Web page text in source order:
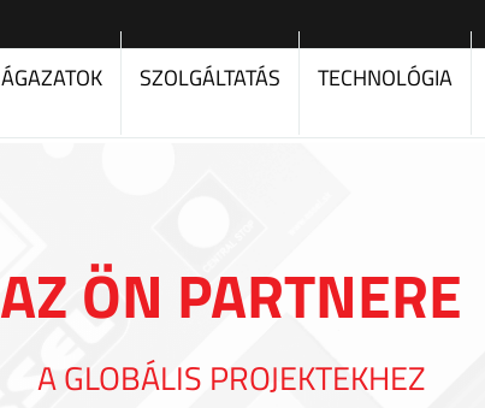
ÁGAZATOK SZOLGÁLTATÁS TECHNOLÓGIA
AZ ÖN PARTNERE
A GLOBÁLIS PROJEKTEKHEZ